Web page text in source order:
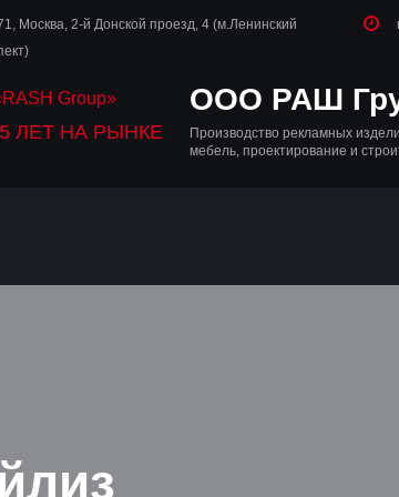
Москва, 2-й Донской проезд, 4 (м.Ленинский
ЛЕТ НА РЫНКЕ
OOO РАШ
Производство рекламных
мебель, проектирование и